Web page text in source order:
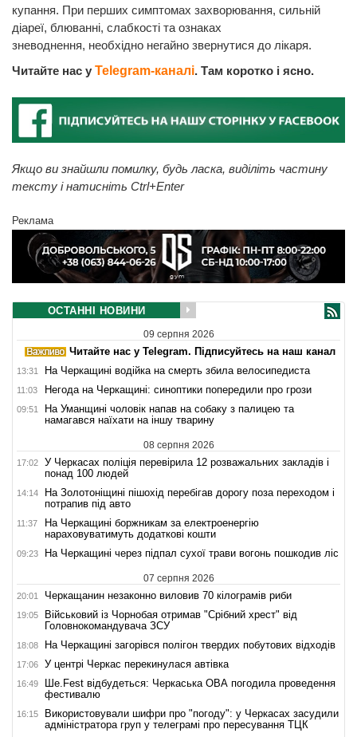
купання. При перших симптомах захворювання, сильній
діареї, блюванні, слабкості та ознаках
зневоднення, необхідно негайно звернутися до лікаря.
Читайте нас у Telegram-каналі. Там коротко і ясно.
Якщо ви знайшли помилку, будь ласка, виділіть частину
тексту і натисніть Ctrl+Enter
Реклама
ОСТАННІ НОВИНИ
09 серпня 2026
Читайте нас у Telegram. Підписуйтесь на наш канал
13:31 На Черкащині водійка на смерть збила велосипедиста
11:03 Негода на Черкащині: синоптики попередили про грози
09:51
На Уманщині чоловік напав на собаку з палицею та
намагався наїхати на іншу тварину
08 серпня 2026
17:02
У Черкасах поліція перевірила 12 розважальних закладів і
понад 100 людей
14:14
На Золотоніщині пішохід перебігав дорогу поза переходом і
потрапив під авто
11:37
На Черкащині боржникам за електроенергію
нараховуватимуть додаткові кошти
09:23 На Черкащині через підпал сухої трави вогонь пошкодив ліс
07 серпня 2026
20:01 Черкащанин незаконно виловив 70 кілограмів риби
19:05
Військовий із Чорнобая отримав "Срібний хрест" від
Головнокомандувача ЗСУ
18:08 На Черкащині загорівся полігон твердих побутових відходів
17:06 У центрі Черкас перекинулася автівка
16:49
Ше.Fest відбудеться: Черкаська ОВА погодила проведення
фестивалю
16:15
Використовували шифри про "погоду": у Черкасах засудили
адміністратора груп у телеграмі про пересування ТЦК